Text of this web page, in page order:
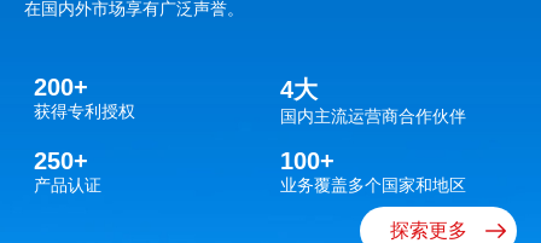
在国内外市场享有广泛声誉。
集团公司业务布局广泛，旗下拥有威海长和光导科技、威海威信
光纤科技、长和光缆、宏安通信电缆、合肥邦诺科技等多家全
创新平台体系，包括国家级博士后科研工作站、国家认可CNAS
实验室，以及省级企业技术中心和省级工程实验室，并设有多个
200+
获得专利授权
4大
国内主流运营商合作伙伴
250+
产品认证
100+
业务覆盖多个国家和地区
探索更多